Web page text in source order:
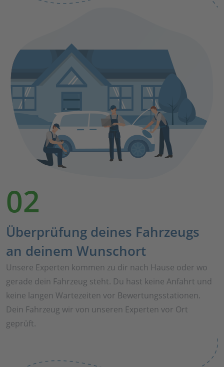
02
Überprüfung deines Fahrzeugs
an deinem Wunschort
Unsere Experten kommen zu dir nach Hause oder wo
gerade dein Fahrzeug steht. Du hast keine Anfahrt und
keine langen Wartezeiten vor Bewertungsstationen.
Dein Fahrzeug wir von unseren Experten vor Ort
geprüft.